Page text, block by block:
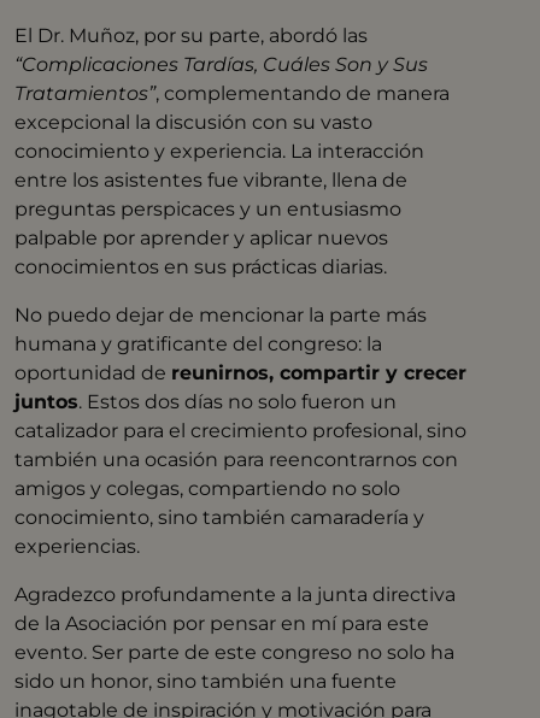
El Dr. Muñoz, por su parte, abordó las
“Complicaciones Tardías, Cuáles Son y Sus
Tratamientos”, complementando de manera
excepcional la discusión con su vasto
conocimiento y experiencia. La interacción
entre los asistentes fue vibrante, llena de
preguntas perspicaces y un entusiasmo
palpable por aprender y aplicar nuevos
conocimientos en sus prácticas diarias.
No puedo dejar de mencionar la parte más
humana y gratificante del congreso: la
oportunidad de reunirnos, compartir y crecer
juntos. Estos dos días no solo fueron un
catalizador para el crecimiento profesional, sino
también una ocasión para reencontrarnos con
amigos y colegas, compartiendo no solo
conocimiento, sino también camaradería y
experiencias.
Agradezco profundamente a la junta directiva
de la Asociación por pensar en mí para este
evento. Ser parte de este congreso no solo ha
sido un honor, sino también una fuente
inagotable de inspiración y motivación para